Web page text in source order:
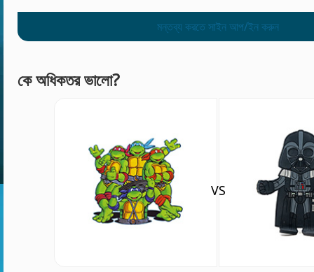
মন্তব্য করতে সাইন আপ/ইন করুন
কে অধিকতর ভালো?
VS